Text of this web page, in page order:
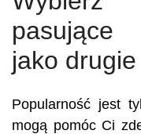
jako
Popularność jest
mogą pomóc Ci